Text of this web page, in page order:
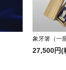
象牙箸（一
27,500円(